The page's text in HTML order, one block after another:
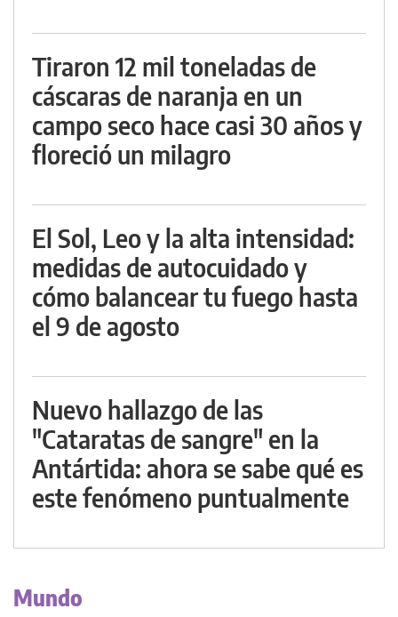
Tiraron 12 mil toneladas de
cáscaras de naranja en un
campo seco hace casi 30 años y
floreció un milagro
El Sol, Leo y la alta intensidad:
medidas de autocuidado y
cómo balancear tu fuego hasta
el 9 de agosto
Nuevo hallazgo de las
"Cataratas de sangre" en la
Antártida: ahora se sabe qué es
este fenómeno puntualmente
Mundo